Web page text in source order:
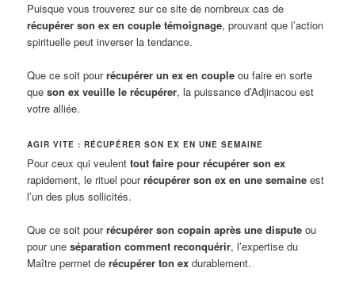
Puisque vous trouverez sur ce site de nombreux cas de
récupérer son ex en couple témoignage, prouvant que l’action
spirituelle peut inverser la tendance.
Que ce soit pourrécupérer un ex en couple ou faire en sorte
queson ex veuille le récupérer, la puissance d’Adjinacou est
votre alliée.
AGIR VITE : RÉCUPÉRER SON EX EN UNE SEMAINE
Pour ceux qui veulenttout faire pour récupérer son ex
rapidement, le rituel pourrécupérer son ex en une semaine est
l’un des plus sollicités.
Que ce soit pourrécupérer son copain après une dispute ou
pour uneséparation comment reconquérir, l’expertise du
Maître permet derécupérer ton ex durablement.